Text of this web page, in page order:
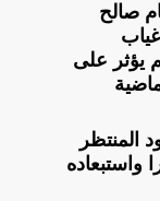
صالح
يؤثر على
المنتظر
واستبعاده